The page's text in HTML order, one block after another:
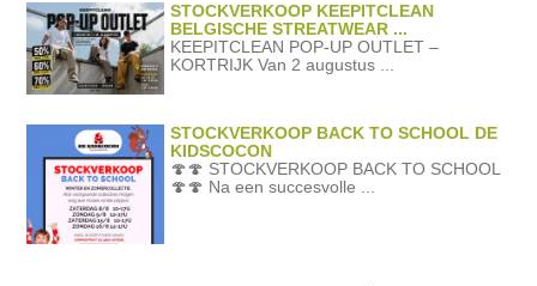
STOCKVERKOOP KEEPITCLEAN
BELGISCHE STREATWEAR ...
KEEPITCLEAN POP-UP OUTLET –
KORTRIJK Van 2 augustus ...
STOCKVERKOOP BACK TO SCHOOL DE
KIDSCOCON
🍄🍄 STOCKVERKOOP BACK TO SCHOOL
🍄🍄 Na een succesvolle ...